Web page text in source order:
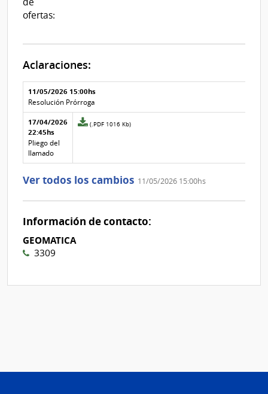
ofertas:
Aclaraciones:
Fecha y
texto de
la
aclaración
Archivo
de la
aclaración
11/05/2026 15:00hs
Resolución Prórroga
17/04/2026
22:45hs
Pliego del
llamado
Archivo
aclaración
2
(.PDF 1016 Kb)
Ver todos los cambios 11/05/2026 15:00hs
Información de contacto:
GEOMATICA
3309